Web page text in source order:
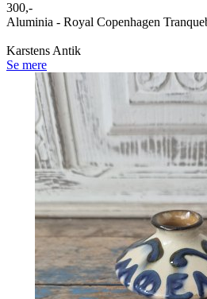
300,-
Aluminia - Royal Copenhagen
Karstens Antik
Se mere